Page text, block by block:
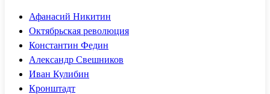
Афанасий Никитин
Октябрьская революция
Константин Федин
Александр Свешников
Иван Кулибин
Кронштадт